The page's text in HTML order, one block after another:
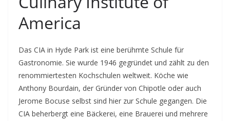
America
Das CIA in Hyde Park ist eine berühmte Schule für
Gastronomie. Sie wurde 1946 gegründet und zählt zu den
renommiertesten Kochschulen weltweit. Köche wie
Anthony Bourdain, der Gründer von Chipotle oder auch
Jerome Bocuse selbst sind hier zur Schule gegangen. Die
CIA beherbergt eine Bäckerei, eine Brauerei und mehrere